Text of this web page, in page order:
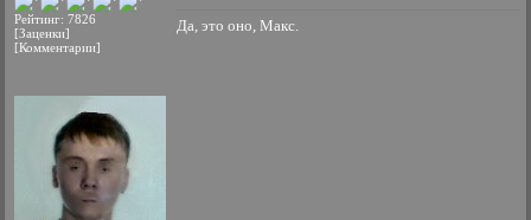
Рейтинг: 7826
[Заценки]
[Комментарии]
Да, это оно, Макс.